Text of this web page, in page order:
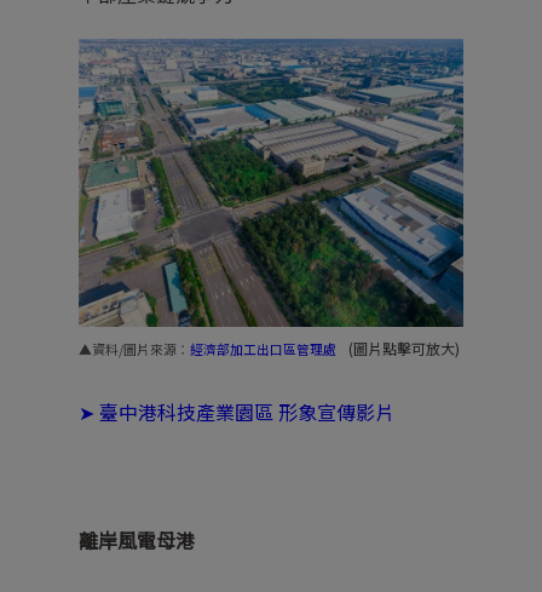
▲資料/圖片來源： 經濟部加工出口區管理處 (圖片點擊可放大)
➤ 臺中港科技產業園區 形象宣傳影片
離岸風電母港